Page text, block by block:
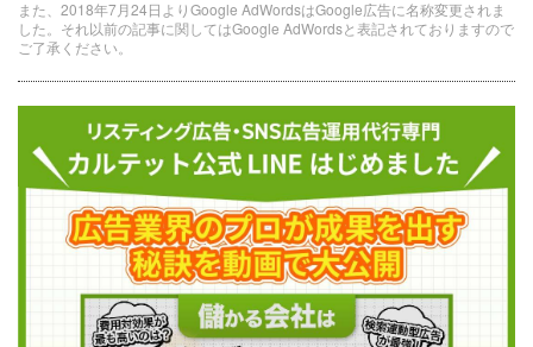
また、2018年7月24日よりGoogle AdWordsはGoogle広告に名称変更されま
した。それ以前の記事に関してはGoogle AdWordsと表記されておりますので
ご了承ください。